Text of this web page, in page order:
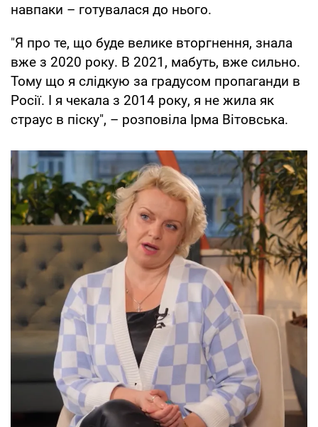
навпаки – готувалася до нього.
"Я про те, що буде велике вторгнення, знала
вже з 2020 року. В 2021, мабуть, вже сильно.
Тому що я слідкую за градусом пропаганди в
Росії. І я чекала з 2014 року, я не жила як
страус в піску", – розповіла Ірма Вітовська.